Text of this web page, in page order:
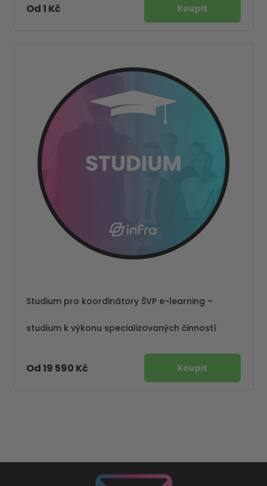
Od 1 Kč
Studium pro koordinátory ŠVP e-learning –
studium k výkonu specializovaných činností
Od 19 590 Kč